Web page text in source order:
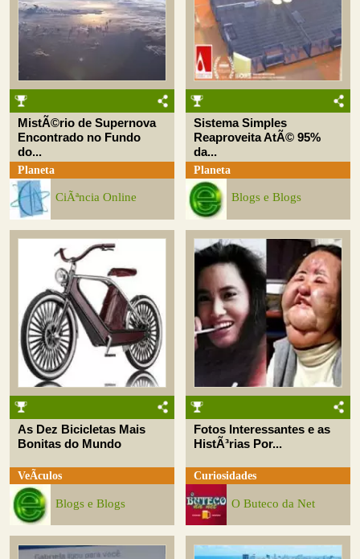
MistÃ©rio de Supernova
Encontrado no Fundo
do...
Planeta
CiÃªncia Online
Sistema Simples
Reaproveita AtÃ© 95%
da...
Planeta
Blogs e Blogs
As Dez Bicicletas Mais
Bonitas do Mundo
VeÃ­culos
Blogs e Blogs
Fotos Interessantes e as
HistÃ³rias Por...
Curiosidades
O Buteco da Net